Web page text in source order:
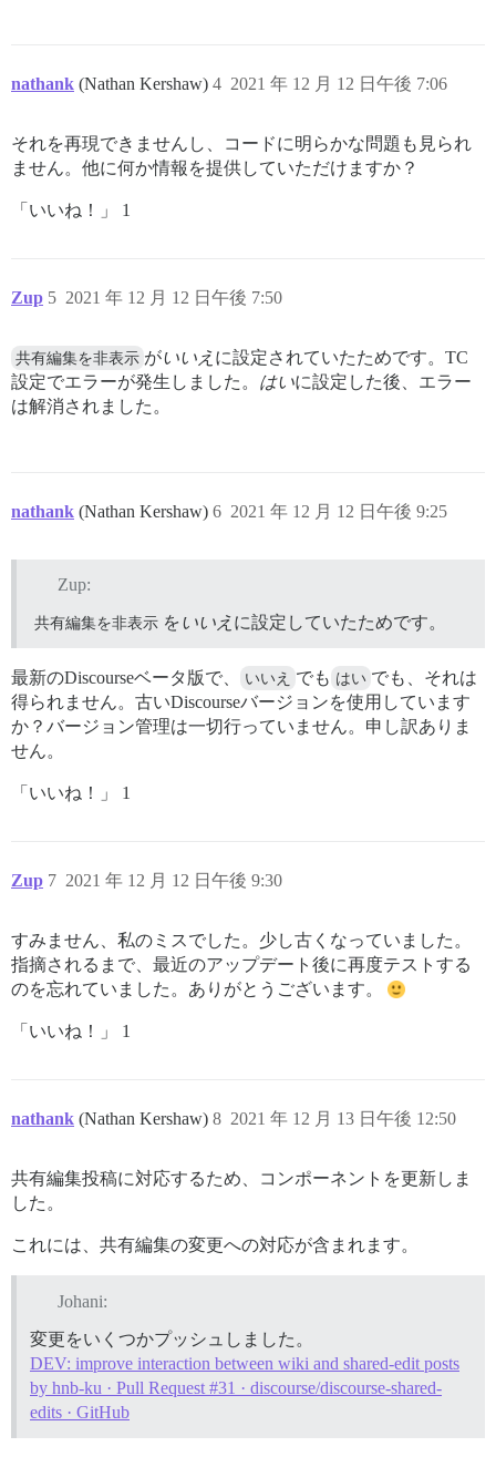
nathank (Nathan Kershaw) 2021 年 12 月 12 日午後 7:06
4
それを再現できませんし、コードに明らかな問題も見られ
ません。他に何か情報を提供していただけますか？
「いいね！」 1
Zup 2021 年 12 月 12 日午後 7:50
5
共有編集を非表示 がいいえに設定されていたためです。TC
設定でエラーが発生しました。 はいに設定した後、エラー
は解消されました。
nathank (Nathan Kershaw) 2021 年 12 月 12 日午後 9:25
6
Zup:
共有編集を非表示 をいいえに設定していたためです。
最新のDiscourseベータ版で、 いいえ でも はい でも、それは
得られません。古いDiscourseバージョンを使用しています
か？バージョン管理は一切行っていません。申し訳ありま
せん。
「いいね！」 1
Zup 2021 年 12 月 12 日午後 9:30
7
すみません、私のミスでした。少し古くなっていました。
指摘されるまで、最近のアップデート後に再度テストする
のを忘れていました。ありがとうございます。
「いいね！」 1
nathank (Nathan Kershaw) 2021 年 12 月 13 日午後 12:50
8
共有編集投稿に対応するため、コンポーネントを更新しま
した。
これには、共有編集の変更への対応が含まれます。
Johani:
変更をいくつかプッシュしました。
DEV: improve interaction between wiki and shared-edit posts
by hnb-ku · Pull Request #31 · discourse/discourse-shared-
edits · GitHub